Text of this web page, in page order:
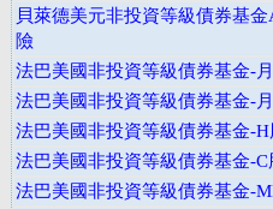
貝萊德美元非投資等級債券基
險
法巴美國非投資等級債券基金-
法巴美國非投資等級債券基金-
法巴美國非投資等級債券基金-
法巴美國非投資等級債券基金-C
法巴美國非投資等級債券基金-